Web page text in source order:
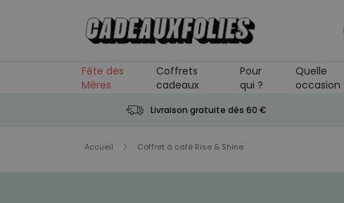
Fête des
Mères
Coffrets
cadeaux
Pour
qui ?
Quelle
occasion
Livraison gratuite dès 60 €
Accueil Coffret à café Rise & Shine